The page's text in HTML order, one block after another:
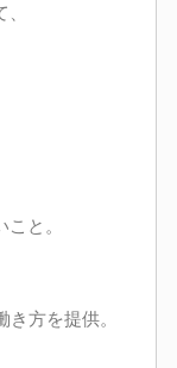
と。
方を提供。